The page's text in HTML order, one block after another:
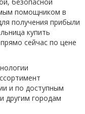
безопасной
помощником в
получения прибыли
купить
сейчас по цене
и по доступным
другим городам